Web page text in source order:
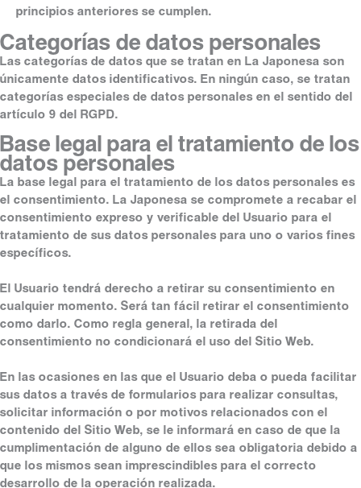
principios anteriores se cumplen.
Categorías de datos personales
Las categorías de datos que se tratan en La Japonesa son
únicamente datos identificativos. En ningún caso, se tratan
categorías especiales de datos personales en el sentido del
artículo 9 del RGPD.
Base legal para el tratamiento de los
datos personales
La base legal para el tratamiento de los datos personales es
el consentimiento. La Japonesa se compromete a recabar el
consentimiento expreso y verificable del Usuario para el
tratamiento de sus datos personales para uno o varios fines
específicos.
El Usuario tendrá derecho a retirar su consentimiento en
cualquier momento. Será tan fácil retirar el consentimiento
como darlo. Como regla general, la retirada del
consentimiento no condicionará el uso del Sitio Web.
En las ocasiones en las que el Usuario deba o pueda facilitar
sus datos a través de formularios para realizar consultas,
solicitar información o por motivos relacionados con el
contenido del Sitio Web, se le informará en caso de que la
cumplimentación de alguno de ellos sea obligatoria debido a
que los mismos sean imprescindibles para el correcto
desarrollo de la operación realizada.